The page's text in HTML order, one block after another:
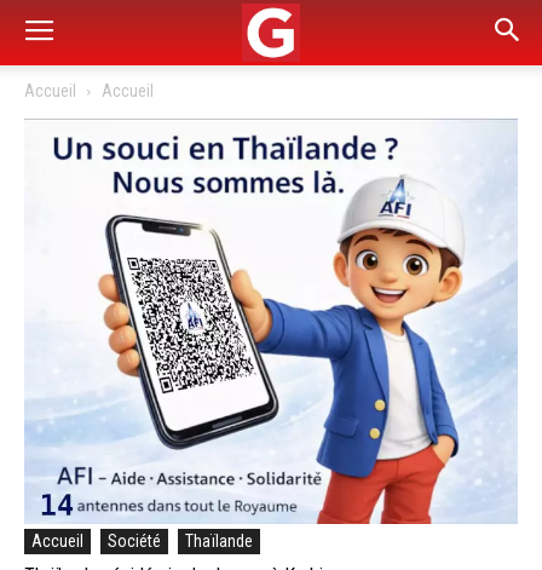
Accueil Accueil
Accueil Société Thaïlande